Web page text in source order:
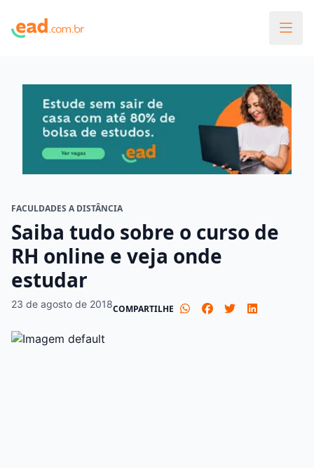
FACULDADES A DISTÂNCIA
Saiba tudo sobre o curso de
RH online e veja onde
estudar
23 de agosto de 2018COMPARTILHE